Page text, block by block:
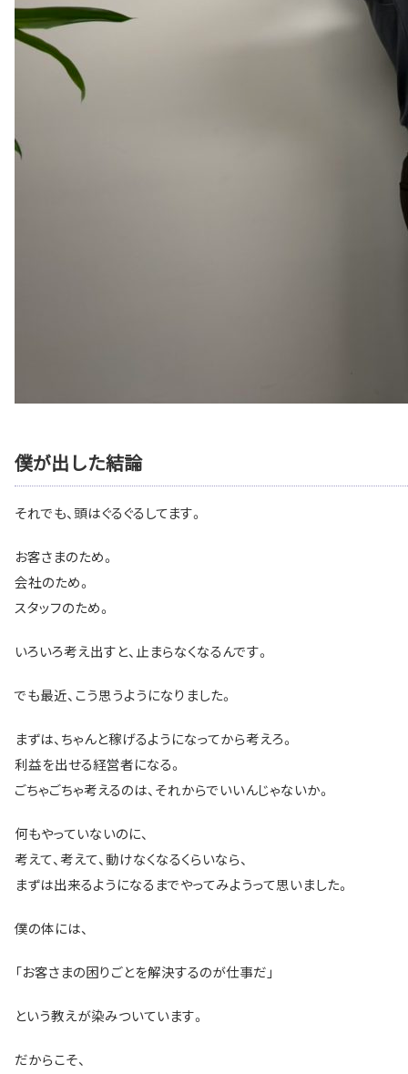
僕が出した結論
それでも、頭はぐるぐるしてます。
お客さまのため。
会社のため。
スタッフのため。
いろいろ考え出すと、止まらなくなるんです。
でも最近、こう思うようになりました。
まずは、ちゃんと稼げるようになってから考えろ。
利益を出せる経営者になる。
ごちゃごちゃ考えるのは、それからでいいんじゃないか。
何もやっていないのに、
考えて、考えて、動けなくなるくらいなら、
まずは出来るようになるまでやってみようって思いました。
僕の体には、
「お客さまの困りごとを解決するのが仕事だ」
という教えが染みついています。
だからこそ、